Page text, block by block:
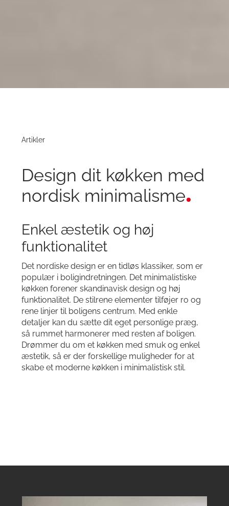
Artikler
Design dit køkken med
nordisk minimalisme
Enkel æstetik og høj
funktionalitet
Det nordiske design er en tidløs klassiker, som er
populær i boligindretningen. Det minimalistiske
køkken forener skandinavisk design og høj
funktionalitet. De stilrene elementer tilføjer ro og
rene linjer til boligens centrum. Med enkle
detaljer kan du sætte dit eget personlige præg,
så rummet harmonerer med resten af boligen.
Drømmer du om et køkken med smuk og enkel
æstetik, så er der forskellige muligheder for at
skabe et moderne køkken i minimalistisk stil.